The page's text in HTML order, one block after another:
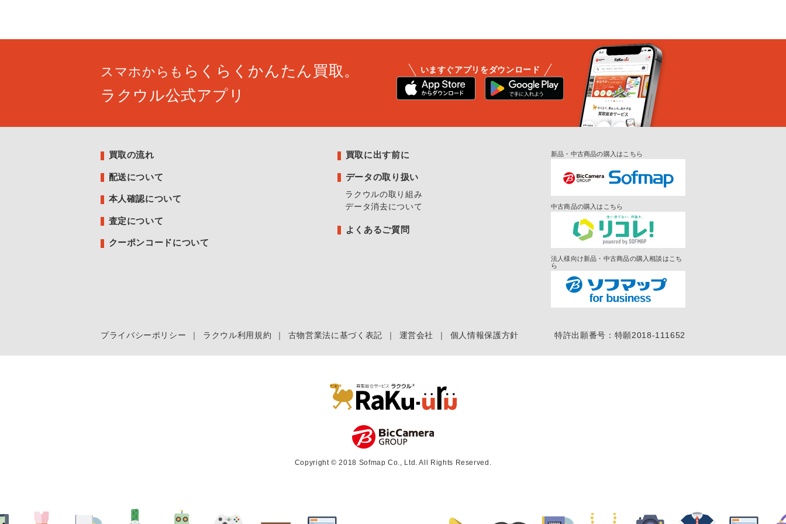
スマホからも らくらくかんたん買取。
ラクウル公式アプリ
いますぐアプリをダウンロード
買取の流れ
配送について
本人確認について
査定について
クーポンコードについて
買取に出す前に
データの取り扱い
ラクウルの取り組み
データ消去について
よくあるご質問
新品・中古商品の購入はこちら
中古商品の購入はこちら
法人様向け新品・中古商品の購入相談はこち
ら
プライバシーポリシー ｜ ラクウル利用規約 ｜ 古物営業法に基づく表記 ｜ 運営会社 ｜ 個人情報保護方針 特許出願番号：特願2018-111652
Copyright © 2018 Sofmap Co., Ltd. All Rights Reserved.